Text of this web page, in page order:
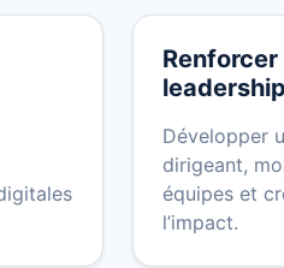
Renforcer
leadership
Développer
dirigeant,
équipes et
l’impact.